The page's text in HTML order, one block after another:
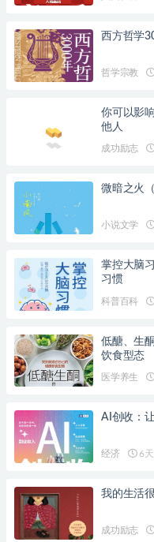
西方哲学
哲学宗教
你可以影
他人
成功励志
微暗之火
小说文学
掌控大脑
习惯
科普百科
低醣、生
饮食型态
医学养生
AI创收：
经济 6天
我的生活
成功励志